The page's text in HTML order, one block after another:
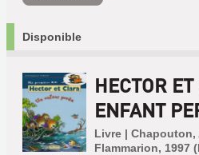
Disponible
HECTOR
ENFANT
Livre | Chapouton,
Flammarion, 1997